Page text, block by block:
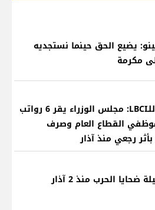
يضيع الحق حينما نستجديه
مكرمة
معلومات للـLBCI: مجلس الوزراء يقر 6 رواتب
القطاع العام وصرف
رجعي منذ آذار
ضحايا الحرب منذ 2 آذار